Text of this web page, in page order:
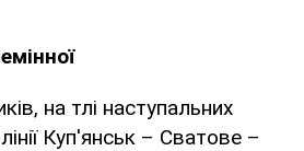
на тлі наступальних
Куп'янськ – Сватове –